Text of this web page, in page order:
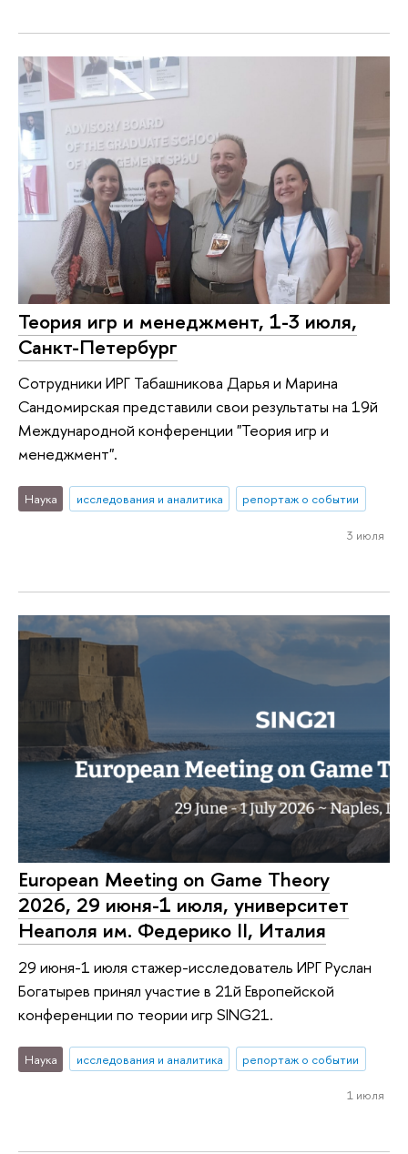
Теория игр и менеджмент, 1-3 июля,
Санкт-Петербург
Сотрудники ИРГ Табашникова Дарья и Марина
Сандомирская представили свои результаты на 19й
Международной конференции "Теория игр и
менеджмент".
Наука исследования и аналитика репортаж о событии
3 июля
European Meeting on Game Theory
2026, 29 июня-1 июля, университет
Неаполя им. Федерико II, Италия
29 июня-1 июля стажер-исследователь ИРГ Руслан
Богатырев принял участие в 21й Европейской
конференции по теории игр SING21.
Наука исследования и аналитика репортаж о событии
1 июля